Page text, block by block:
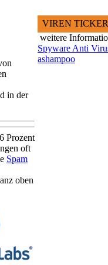
in der
Prozent
oft
Spam
oben
VIREN TICKER
weitere
Spyware Anti
ashampoo